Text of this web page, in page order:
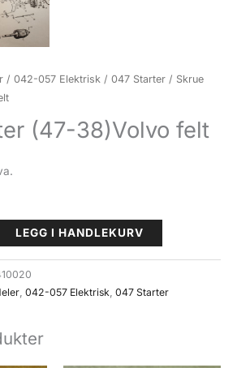
/ 042-057 Elektrisk / 047 Starter / Skrue
(47-38)Volvo felt
LEGG I HANDLEKURV
042-057 Elektrisk 047 Starter